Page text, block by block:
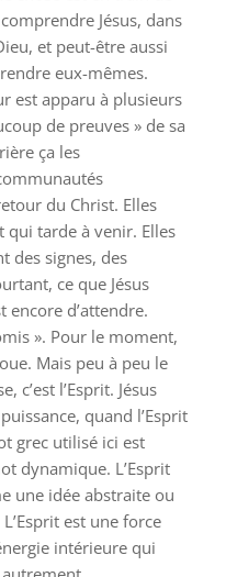
Jésus, dans
et peut-être aussi
eux-mêmes.
est apparu à plusieurs
de preuves » de sa
ça les
du Christ. Elles
tarde à venir. Elles
des signes, des
ce que Jésus
encore d’attendre.
». Pour le moment,
Mais peu à peu le
c’est l’Esprit. Jésus
quand l’Esprit
grec utilisé ici est
dynamique. L’Esprit
une idée abstraite ou
est une force
intérieure qui